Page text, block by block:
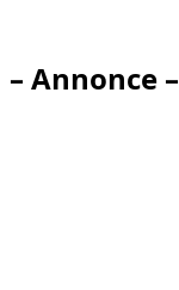
– Annonce –